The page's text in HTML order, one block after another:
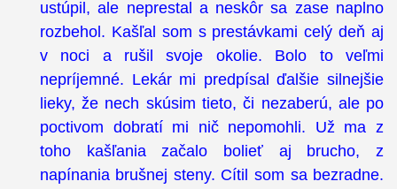
ustúpil, ale neprestal a neskôr sa zase naplno
rozbehol. Kašľal som s prestávkami celý deň aj
v noci a rušil svoje okolie. Bolo to veľmi
nepríjemné. Lekár mi predpísal ďalšie silnejšie
lieky, že nech skúsim tieto, či nezaberú, ale po
poctivom dobratí mi nič nepomohli. Už ma z
toho kašľania začalo bolieť aj brucho, z
napínania brušnej steny. Cítil som sa bezradne.